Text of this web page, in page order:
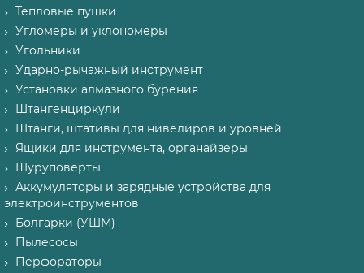
Тепловые пушки
Угломеры и уклономеры
Угольники
Ударно-рычажный инструмент
Установки алмазного бурения
Штангенциркули
Штанги, штативы для нивелиров и уровней
Ящики для инструмента, органайзеры
Шуруповерты
Аккумуляторы и зарядные устройства для
электроинструментов
Болгарки (УШМ)
Пылесосы
Перфораторы